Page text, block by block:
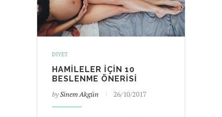
DIYET
HAMILELER IÇIN 10
BESLENME ÖNERISI
bySinem Akgün 26/10/2017